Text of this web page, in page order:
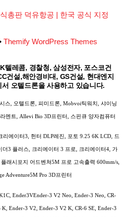
총판 덕유항공 | 한국 공식 지정
Themify WordPress Themes
텔레콤, 경찰청, 삼성전자, 포스코건
건설,해안경비대, GS건설, 현대엔지
오텔드론을 사용하고 있습니다.
스, 오텔드론, 피미드론, Mobvoi틱워치, 샤이닝
멘트, Allevi Bio 3D프린터, 스핀큐 양자컴퓨터
리에이터3, 헌터 DLP레진, 포토 9.25 6K LCD, 드
3 플러스, 크리에이터 3 프로, 크리에이터4, 가
래시포지 어드벤쳐5M 프로 고속출력 600mm/s,
Adventure5M Pro 3D프린터
Ender3VEnder-3 V2 Neo, Ender-3 Neo, CR-
K, Ender-3 V2, Ender-3 V2 K, CR-6 SE, Ender-3